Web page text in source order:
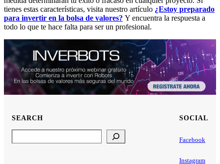
tienes estas características, visita nuestro artículo ¿Estoy preparado
para invertir en la bolsa de valores? Y encuentra la respuesta a
todo lo que te hace falta para ser un profesional.
SEARCH SOCIAL
Facebook
Instagram